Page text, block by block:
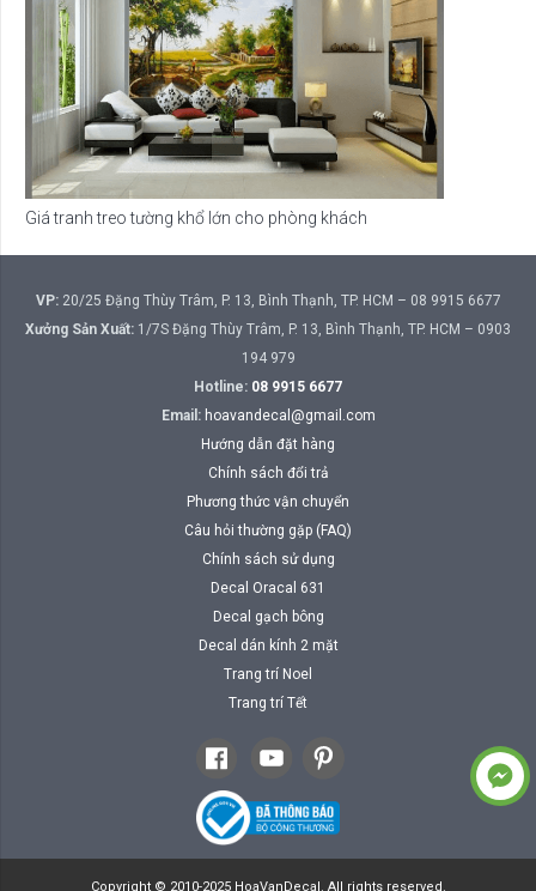
Giá tranh treo tường khổ lớn cho phòng khách
VP:20/25 Đặng Thùy Trâm, P. 13, Bình Thạnh, TP. HCM – 08 9915 6677
Xưởng Sản Xuất: 1/7S Đặng Thùy Trâm, P. 13, Bình Thạnh, TP. HCM – 0903
194 979
Hotline: 08 9915 6677
Email: hoavandecal@gmail.com
Hướng dẫn đặt hàng
Chính sách đổi trả
Phương thức vận chuyển
Câu hỏi thường gặp (FAQ)
Chính sách sử dụng
Decal Oracal 631
Decal gạch bông
Decal dán kính 2 mặt
Trang trí Noel
Trang trí Tết
Copyright © 2010-2025 HoaVanDecal. All rights reserved.